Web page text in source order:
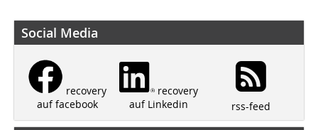
Social Media
recovery
auf facebook
recovery
auf Linkedin
rss-feed